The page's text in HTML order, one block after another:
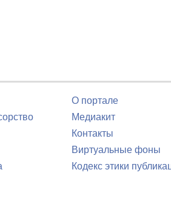
О портале
Медиакит
Контакты
Виртуальные фоны
Кодекс этики